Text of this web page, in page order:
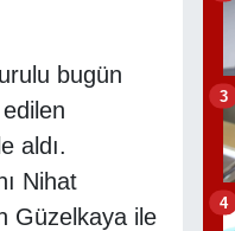
bugün
aldı.
Nihat
Güzelkaya ile
3
4